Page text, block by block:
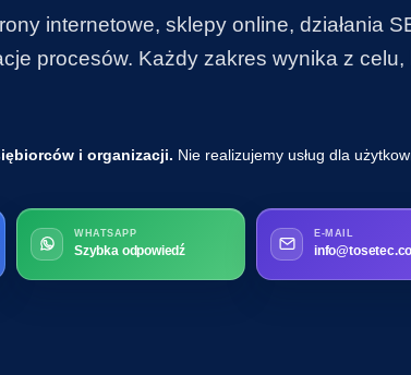
internetowe, sklepy online, działania
procesów. Każdy zakres wynika z
i organizacji. Nie realizujemy usług dla
WHATSAPP
Szybka odpowiedź
E-MAIL